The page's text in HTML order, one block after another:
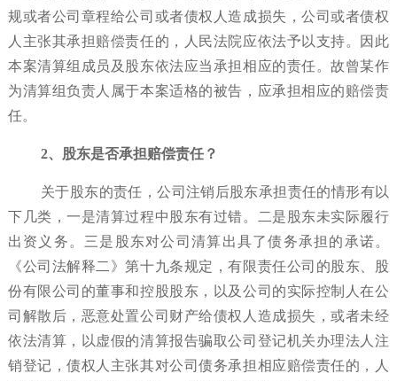
规或者公司章程给公司或者债权人造成损失，公司或者债权
人主张其承担赔偿责任的，人民法院应依法予以支持。因此
本案清算组成员及股东依法应当承担相应的责任。故曾某作
为清算组负责人属于本案适格的被告，应承担相应的赔偿责
任。
2、股东是否承担赔偿责任？
关于股东的责任，公司注销后股东承担责任的情形有以
下几类，一是清算过程中股东有过错。二是股东未实际履行
出资义务。三是股东对公司清算出具了债务承担的承诺。
《公司法解释二》第十九条规定，有限责任公司的股东、股
份有限公司的董事和控股股东，以及公司的实际控制人在公
司解散后，恶意处置公司财产给债权人造成损失，或者未经
依法清算，以虚假的清算报告骗取公司登记机关办理法人注
销登记，债权人主张其对公司债务承担相应赔偿责任的，人